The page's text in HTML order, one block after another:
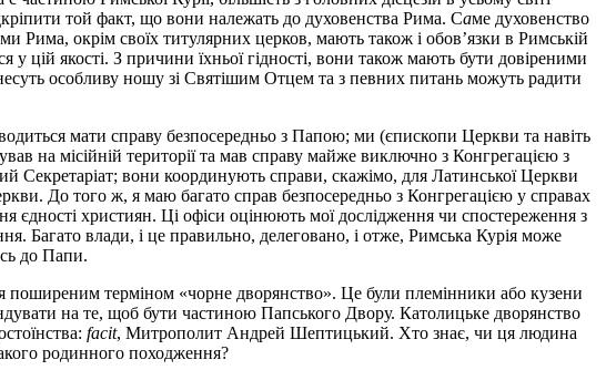
той факт, що вони належать до духовенства Рима. Саме духовенство
Рима, окрім своїх титулярних церков, мають також і обов’язки в Римській
якості. З причини їхньої гідності, вони також мають бути довіреними
особливу ношу зі Святішим Отцем та з певних питань можуть радити
мати справу безпосередньо з Папою; ми (єпископи Церкви та навіть
на місійній території та мав справу майже виключно з Конгрегацією з
Секретаріат; вони координують справи, скажімо, для Латинської Церкви
До того ж, я маю багато справ безпосередньо з Конгрегацією у справах
єдності християн. Ці офіси оцінюють мої дослідження чи спостереження з
Багато влади, і це правильно, делеговано, і отже, Римська Курія може
до Папи.
поширеним терміном «чорне дворянство». Це були племінники або кузени
на те, щоб бути частиною Папського Двору. Католицьке дворянство
facit, Митрополит Андрей Шептицький. Хто знає, чи ця людина
родинного походження?